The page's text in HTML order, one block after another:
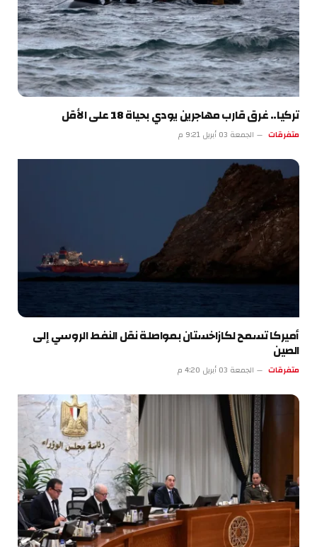
تركيا.. غرق قارب مهاجرين يودي بحياة 18 على الأقل
متفرقات الجمعة 03 أبريل 9:21 م
أميركا تسمح لكازاخستان بمواصلة نقل النفط الروسي إلى
الصين
متفرقات الجمعة 03 أبريل 4:20 م